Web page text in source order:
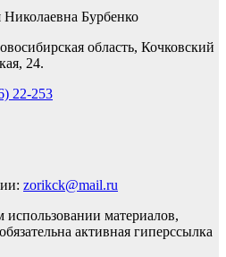
Николаевна Бурбенко
область, Кочковский
24.
22-253
zorikck@mail.ru
материалов,
активная гиперссылка